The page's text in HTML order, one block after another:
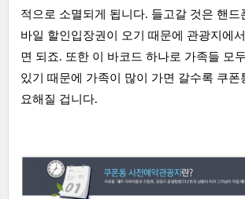
적으로 소멸되게 됩니다. 들고갈 것은 핸드
바일 할인입장권이 오기 때문에 관광지에
면 되죠. 또한 이 바코드 하나로 가족들 모
있기 때문에 가족이 많이 가면 갈수록 쿠폰
요해질 겁니다.